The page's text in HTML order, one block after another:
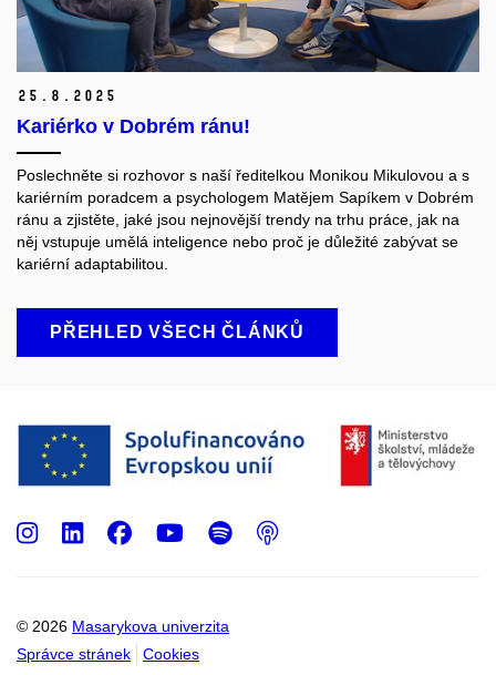
25. 8. 2025
Kariérko v Dobrém ránu!
Poslechněte si rozhovor s naší ředitelkou Monikou Mikulovou a s
kariérním poradcem a psychologem Matějem Sapíkem v Dobrém
ránu a zjistěte, jaké jsou nejnovější trendy na trhu práce, jak na
něj vstupuje umělá inteligence nebo proč je důležité zabývat se
kariérní adaptabilitou.
PŘEHLED VŠECH ČLÁNKŮ
© 2026 Masarykova univerzita
Správce stránek
Cookies
Instagram
LinkedIn
Facebook
Youtube
Spotify
Podcast